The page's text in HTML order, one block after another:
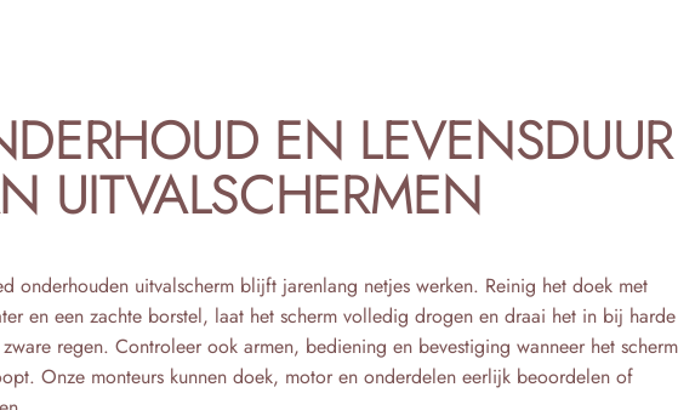
EN LEVENSDUUR
UITVALSCHERMEN
onderhouden uitvalscherm blijft jarenlang netjes werken. Reinig het doek met
en een zachte borstel, laat het scherm volledig drogen en draai het in bij harde
regen. Controleer ook armen, bediening en bevestiging wanneer het scherm
Onze monteurs kunnen doek, motor en onderdelen eerlijk beoordelen of